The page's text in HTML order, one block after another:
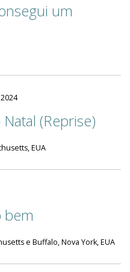
um
(Reprise)
EUA
bem
e Buffalo, Nova York, EUA